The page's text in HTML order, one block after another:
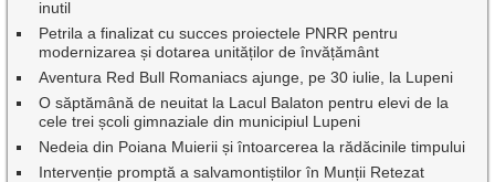
inutil
Petrila a finalizat cu succes proiectele PNRR pentru
modernizarea și dotarea unităților de învățământ
Aventura Red Bull Romaniacs ajunge, pe 30 iulie, la Lupeni
O săptămână de neuitat la Lacul Balaton pentru elevi de la
cele trei școli gimnaziale din municipiul Lupeni
Nedeia din Poiana Muierii și întoarcerea la rădăcinile timpului
Intervenție promptă a salvamontiștilor în Munții Retezat